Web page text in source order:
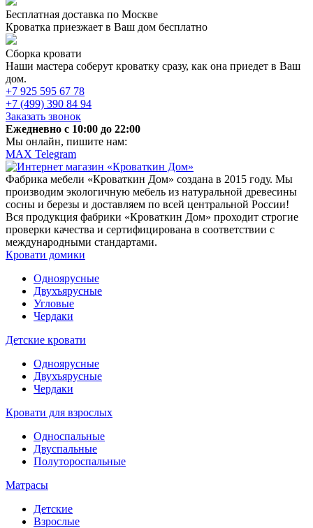
Бесплатная доставка по Москве
Кроватка приезжает в Ваш дом бесплатно
Сборка кровати
Наши мастера соберут кроватку сразу, как она приедет в Ваш
дом.
+7 925 595 67 78
+7 (499) 390 84 94
Заказать звонок
Ежедневно c 10:00 до 22:00
Мы онлайн, пишите нам:
MAX Telegram
Фабрика мебели «Кроваткин Дом» создана в 2015 году. Мы
производим экологичную мебель из натуральной древесины
сосны и березы и доставляем по всей центральной России!
Вся продукция фабрики «Кроваткин Дом» проходит строгие
проверки качества и сертифицирована в соответствии с
международными стандартами.
Кровати домики
Одноярусные
Двухъярусные
Угловые
Чердаки
Детские кровати
Одноярусные
Двухъярусные
Чердаки
Кровати для взрослых
Односпальные
Двуспальные
Полутороспальные
Матрасы
Детские
Взрослые